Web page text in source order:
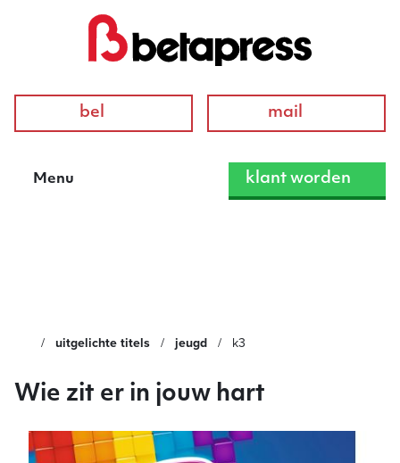
bel mail
Menu klant worden
uitgelichte titels jeugd k3
Wie zit er in jouw hart